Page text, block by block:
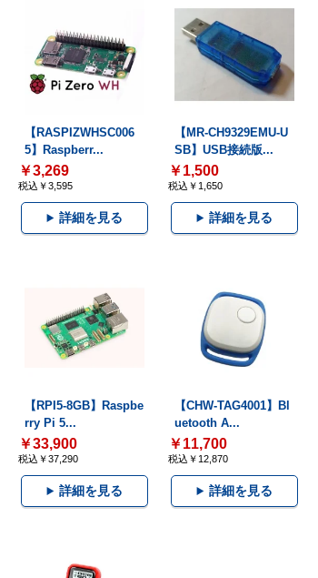
【RASPIZWHSC006
5】Raspberr...
￥3,269
税込￥3,595
詳細を見る
【MR-CH9329EMU-U
SB】USB接続版...
￥1,500
税込￥1,650
詳細を見る
【RPI5-8GB】Raspbe
rry Pi 5...
￥33,900
税込￥37,290
詳細を見る
【CHW-TAG4001】Bl
uetooth A...
￥11,700
税込￥12,870
詳細を見る